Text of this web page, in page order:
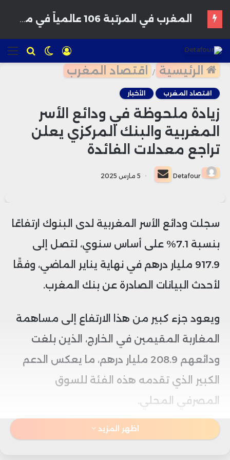
للبحث الوضع
المظلم
تسجيل
الدخول
الرئيسية / اقتصاد المغرب
اقتصاد المغرب الأخبار
زيادة ملحوظة في ودائع الأسر
المغربية والبنك المركزي يعلن
تراجع معدلات الفائدة
Detafour
أرسل
بريدا
5 مارس 2025
سجلت ودائع الأسر المغربية لدى البنوك ارتفاعًا
بنسبة 7.1% على أساس سنوي، لتصل إلى
917.9 مليار درهم في نهاية يناير الماضي، وفقًا
لأحدث البيانات الصادرة عن بنك المغرب.
ويعود جزء كبير من هذا الارتفاع إلى مساهمة
المغاربة المقيمين في الخارج، الذين بلغت
ودائعهم 208.9 مليار درهم، ما يعكس الدعم
الكبير الذي تقدمه هذه الفئة للسوق
المصرفي المحلي.
وفي ظل هذه الزيادة، تشهد معدلات الفائدة
اظهر المزيد